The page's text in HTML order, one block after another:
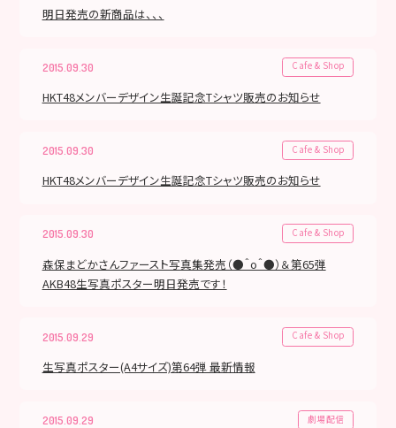
明日発売の新商品は、、、
2015.09.30 Cafe & Shop
HKT48メンバーデザイン生誕記念Tシャツ販売のお知らせ
2015.09.30 Cafe & Shop
HKT48メンバーデザイン生誕記念Tシャツ販売のお知らせ
2015.09.30 Cafe & Shop
森保まどかさんファースト写真集発売（●＾o＾●）＆第65弾
AKB48生写真ポスター明日発売です！
2015.09.29 Cafe & Shop
生写真ポスター(A4サイズ)第64弾 最新情報
2015.09.29 劇場配信